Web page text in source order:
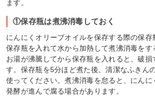
ます。
①保存瓶は煮沸消毒しておく
にんにくオリーブオイルを保存する際の保存
保存瓶を入れて水から加熱して煮沸消毒をす
お湯が沸騰してから保存瓶を入れると、破損
す。保存瓶を5分ほど煮た後、清潔なふきん
使ってください。煮沸消毒を怠ると、にんに
発酵が進んで腐る場合があります。